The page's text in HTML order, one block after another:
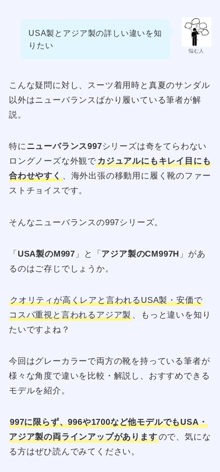
悩む人
USA製とアジア製の詳しい違いを知
りたい
こんな疑問に対し、スーツ着用時と真夏のサンダル
以外はニューバランスばかり履いている筆者が解
説。
特にニューバランス997シリーズは奇をてらわない
ロングノーズな外観でカジュアルにもキレイ目にも
合わせやすく、海外出張の移動用に履く靴のファー
ストチョイスです。
そんなニューバランスの997シリーズ。
「 USA製のM997 」と「 アジア製のCM997H 」があ
るのはご存じでしょうか。
クオリティが高くレアと言われるUSA製・安価で
コスパ重視と言われるアジア製、もっと違いを知り
たいですよね？
今回はグレーカラーで両方の靴を持っている筆者が
様々な角度で違いを比較・解説し、おすすめできる
モデルを紹介。
997に限らず、996や1700など他モデルでもUSA・
アジア製の両ラインアップがありますので、気にな
る方はぜひ読んでみてください。